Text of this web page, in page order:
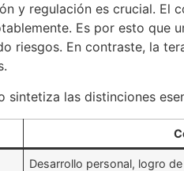
y regulación es crucial. El
Es por esto que
riesgos. En contraste, la
sintetiza las distinciones
Desarrollo personal, logro